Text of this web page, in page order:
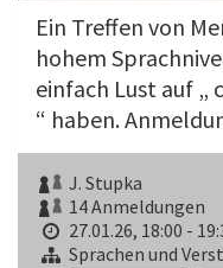
Ein Treffen von
hohem
einfach Lust auf „
“ haben.
J. Stupka
14 Anmeldungen
27.01.26, 18:00 -
Sprachen und